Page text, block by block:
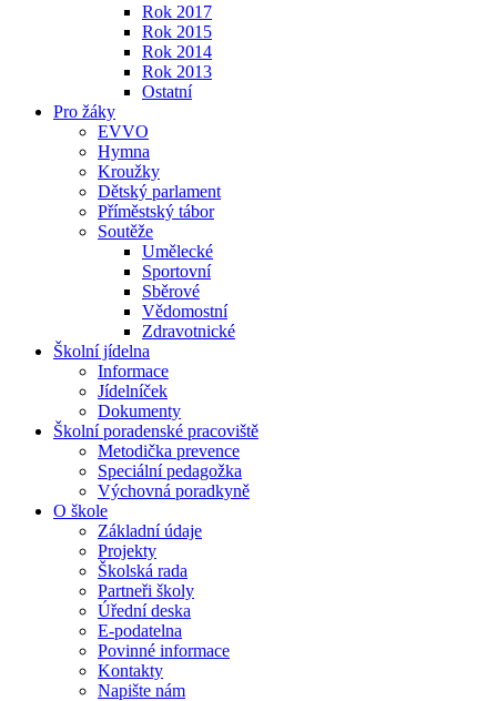
Rok 2017
Rok 2015
Rok 2014
Rok 2013
Ostatní
Pro žáky
EVVO
Hymna
Kroužky
Dětský parlament
Příměstský tábor
Soutěže
Umělecké
Sportovní
Sběrové
Vědomostní
Zdravotnické
Školní jídelna
Informace
Jídelníček
Dokumenty
Školní poradenské pracoviště
Metodička prevence
Speciální pedagožka
Výchovná poradkyně
O škole
Základní údaje
Projekty
Školská rada
Partneři školy
Úřední deska
E-podatelna
Povinné informace
Kontakty
Napište nám